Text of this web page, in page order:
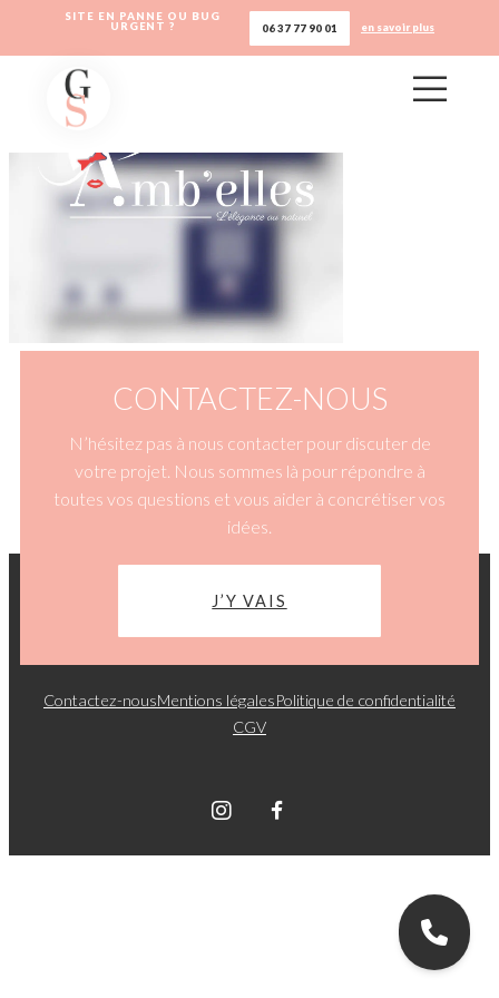
SITE EN PANNE OU BUG
URGENT ?
06 37 77 90 01 en savoir plus
CONTACTEZ-NOUS
N’hésitez pas à nous contacter pour discuter de
votre projet. Nous sommes là pour répondre à
toutes vos questions et vous aider à concrétiser vos
idées.
J’Y VAIS
Contactez-nousMentions légalesPolitique de confidentialité
CGV